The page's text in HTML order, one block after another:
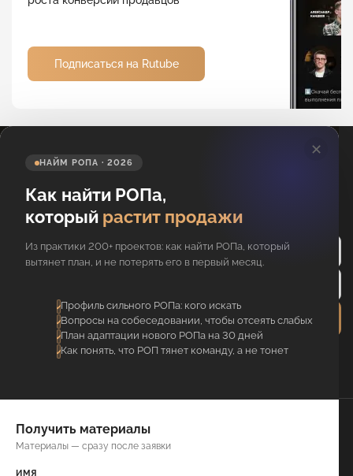
Подписаться на Rutube
✕
НАЙМ РОПА · 2026
Как найти РОПа,
который растит продажи
Из практики 200+ проектов: как найти РОПа, который
вытянет план, и не потерять его в первый месяц.
Профиль сильного РОПа: кого искать
Вопросы на собеседовании, чтобы отсеять слабых
План адаптации нового РОПа на 30 дней
Как понять, что РОП тянет команду, а не тонет
Получить материалы
Материалы — сразу после заявки
ИМЯ
Подпишитесь на новости
Отправить
Я соглашаюсь с обработкойперсональных данных
Даю согласие на
Отдел
продаж
Книги
О компании